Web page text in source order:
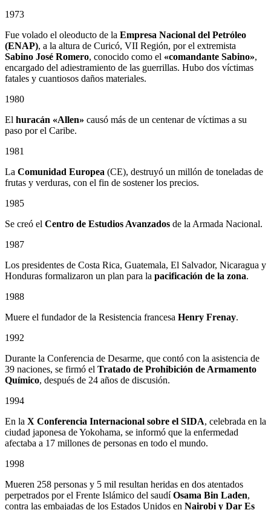
1973
Fue volado el oleoducto de la Empresa Nacional del Petróleo
(ENAP), a la altura de Curicó, VII Región, por el extremista
Sabino José Romero, conocido como el «comandante Sabino»,
encargado del adiestramiento de las guerrillas. Hubo dos víctimas
fatales y cuantiosos daños materiales.
1980
El huracán «Allen» causó más de un centenar de víctimas a su
paso por el Caribe.
1981
La Comunidad Europea (CE), destruyó un millón de toneladas de
frutas y verduras, con el fin de sostener los precios.
1985
Se creó el Centro de Estudios Avanzados de la Armada Nacional.
1987
Los presidentes de Costa Rica, Guatemala, El Salvador, Nicaragua y
Honduras formalizaron un plan para la pacificación de la zona.
1988
Muere el fundador de la Resistencia francesa Henry Frenay.
1992
Durante la Conferencia de Desarme, que contó con la asistencia de
39 naciones, se firmó el Tratado de Prohibición de Armamento
Químico, después de 24 años de discusión.
1994
En la X Conferencia Internacional sobre el SIDA, celebrada en la
ciudad japonesa de Yokohama, se informó que la enfermedad
afectaba a 17 millones de personas en todo el mundo.
1998
Mueren 258 personas y 5 mil resultan heridas en dos atentados
perpetrados por el Frente Islámico del saudíOsama Bin Laden,
contra las embajadas de los Estados Unidos en Nairobi y Dar Es